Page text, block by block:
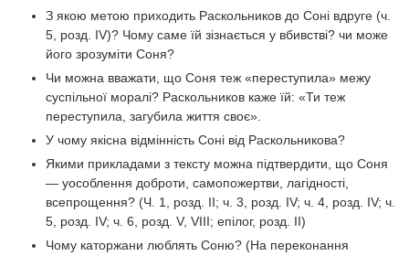
З якою метою приходить Раскольников до Соні вдруге (ч.
5, розд. IV)? Чому саме їй зізнається у вбивстві? чи може
його зрозуміти Соня?
Чи можна вважати, що Соня теж «переступила» межу
суспільної моралі? Раскольников каже їй: «Ти теж
переступила, загубила життя своє».
У чому якісна відмінність Соні від Раскольникова?
Якими прикладами з тексту можна підтвердити, що Соня
— уособлення доброти, самопожертви, лагідності,
всепрощення? (Ч. 1, розд. II; ч. 3, розд. IV; ч. 4, розд. IV; ч.
5, розд. IV; ч. 6, розд. V, VIII; епілог, розд. II)
Чому каторжани люблять Соню? (На переконання